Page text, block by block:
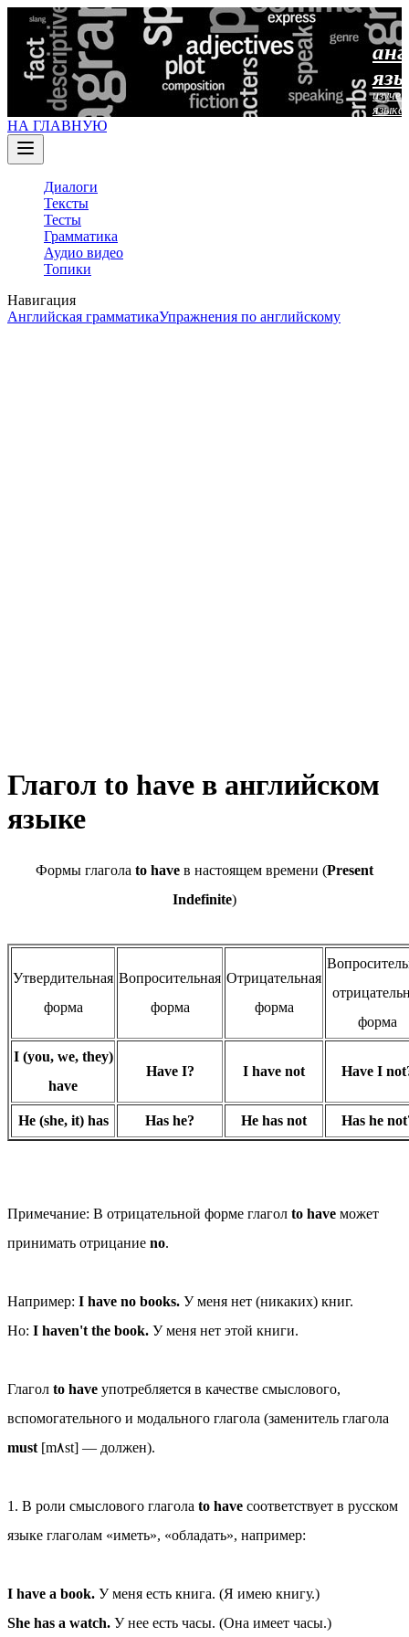
языка
НА ГЛАВНУЮ
Диалоги
Тексты
Тесты
Грамматика
Аудио видео
Топики
Навигация
Английская грамматикаУпражнения по английскому
Глагол to have в английском
языке
Формы глагола to have в настоящем времени (Present
Indefinite)
Утвердительная
форма
Вопросительная
форма
Отрицательная
форма
форма
I (you, we, they)
have
Have I? I have not Have I
He (she, it) has Has he? He has not Has he
Примечание: В отрицательной форме глагол to have может
принимать отрицание no.
Например: I have no books. У меня нет (никаких) книг.
Но: I haven't the book. У меня нет этой книги.
Глагол to have употребляется в качестве смыслового,
вспомогательного и модального глагола (заменитель глагола
must
[m٨st] — должен).
1. В роли смыслового глагола to have соответствует в русском
языке глаголам «иметь», «обладать», например:
I have a book. У меня есть книга. (Я имею книгу.)
She has a watch. У нее есть часы. (Она имеет часы.)